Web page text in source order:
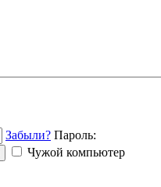
Забыли? Пароль:
Чужой компьютер